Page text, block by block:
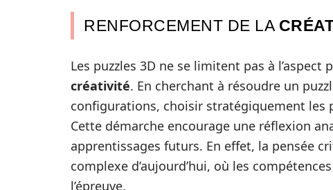
RENFORCEMENT DE LA
Les puzzles 3D ne se limitent pas à
créativité. En cherchant à résoudre un
configurations, choisir stratégiquement les
Cette démarche encourage une réflexion
apprentissages futurs. En effet, la pensée
complexe d’aujourd’hui, où les
l’épreuve.